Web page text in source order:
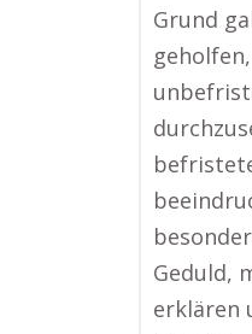
Grund
Geduld,
erklären